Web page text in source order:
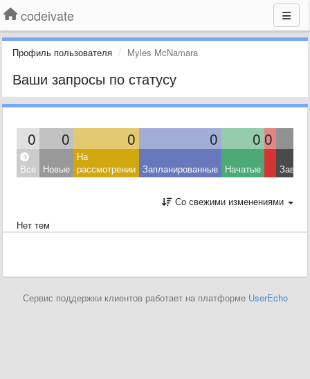
codeivate
Профиль пользователя Myles McNamara
Ваши запросы по статусу
0 0 0 0 0 0
Все Новые
На
рассмотрении Запланированные Начатые
Со свежими изменениями
Нет тем
Сервис поддержки клиентов работает на платформе UserEcho